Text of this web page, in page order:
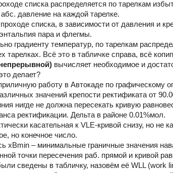
списка распределяется по тарелкам
давление на каждой тарелке.
списка, в зависимости от давления и
пара и флегмы.
градиенту температур, по тарелкам
тарелках. Всё это в табличке справа, всё
вычисляет необходимое и
делает?
работу в Автокаде по
значений крепости ректификата от
нигде не должна пересекать кривую
ректификации. Дельта в районе 0.01%мол.
касательная к VLE-кривой снизу, но не
но конечное число.
xBmin – минимальные граничные значения
точки пересечения раб. прямой и кривой
сведены в табличку, назовём её WLL (work